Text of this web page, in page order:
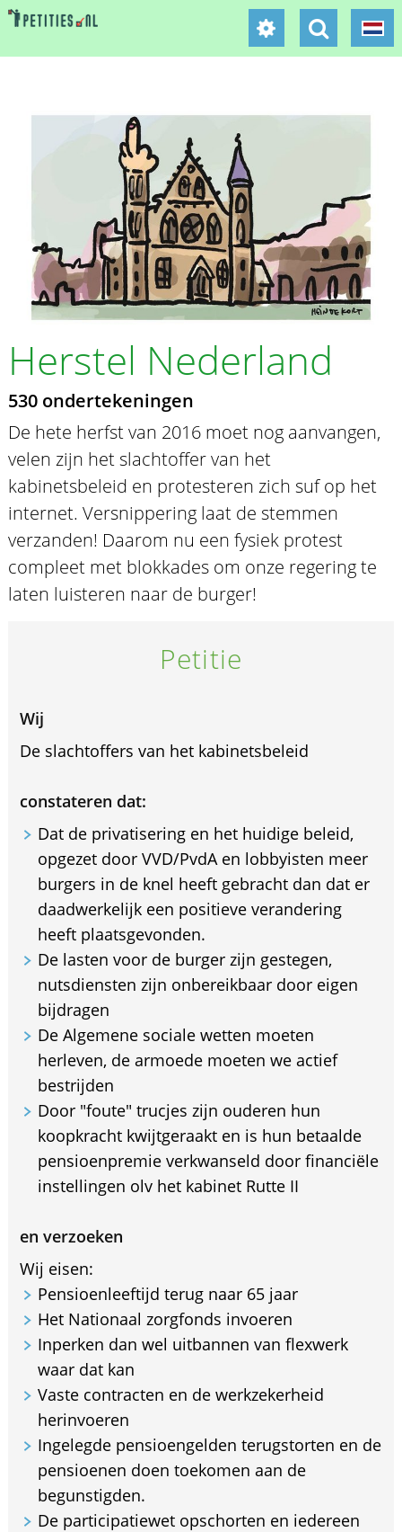
Herstel Nederland
530 ondertekeningen
De hete herfst van 2016 moet nog aanvangen,
velen zijn het slachtoffer van het
kabinetsbeleid en protesteren zich suf op het
internet. Versnippering laat de stemmen
verzanden! Daarom nu een fysiek protest
compleet met blokkades om onze regering te
laten luisteren naar de burger!
Petitie
Wij
De slachtoffers van het kabinetsbeleid
constateren dat:
Dat de privatisering en het huidige beleid,
opgezet door VVD/PvdA en lobbyisten meer
burgers in de knel heeft gebracht dan dat er
daadwerkelijk een positieve verandering
heeft plaatsgevonden.
De lasten voor de burger zijn gestegen,
nutsdiensten zijn onbereikbaar door eigen
bijdragen
De Algemene sociale wetten moeten
herleven, de armoede moeten we actief
bestrijden
Door "foute" trucjes zijn ouderen hun
koopkracht kwijtgeraakt en is hun betaalde
pensioenpremie verkwanseld door financiële
instellingen olv het kabinet Rutte II
en verzoeken
Wij eisen:
Pensioenleeftijd terug naar 65 jaar
Het Nationaal zorgfonds invoeren
Inperken dan wel uitbannen van flexwerk
waar dat kan
Vaste contracten en de werkzekerheid
herinvoeren
Ingelegde pensioengelden terugstorten en de
pensioenen doen toekomen aan de
begunstigden.
De participatiewet opschorten en iedereen